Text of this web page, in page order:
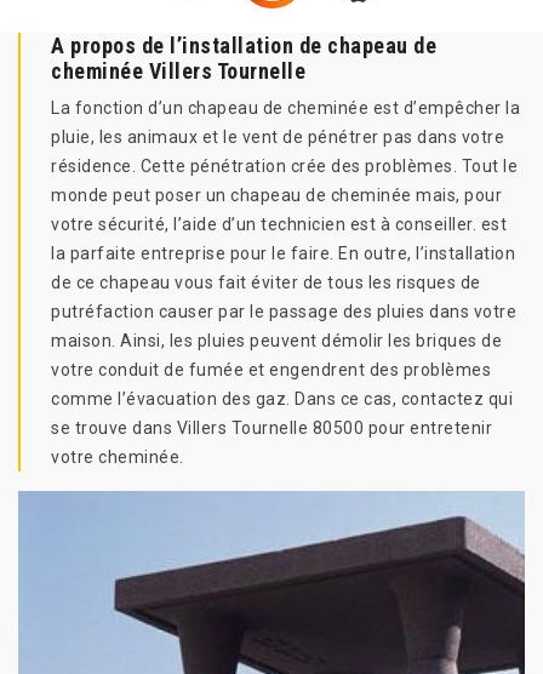
A propos de l’installation de chapeau de
cheminée Villers Tournelle
La fonction d’un chapeau de cheminée est d’empêcher la
pluie, les animaux et le vent de pénétrer pas dans votre
résidence. Cette pénétration crée des problèmes. Tout le
monde peut poser un chapeau de cheminée mais, pour
votre sécurité, l’aide d’un technicien est à conseiller. est
la parfaite entreprise pour le faire. En outre, l’installation
de ce chapeau vous fait éviter de tous les risques de
putréfaction causer par le passage des pluies dans votre
maison. Ainsi, les pluies peuvent démolir les briques de
votre conduit de fumée et engendrent des problèmes
comme l’évacuation des gaz. Dans ce cas, contactez qui
se trouve dans Villers Tournelle 80500 pour entretenir
votre cheminée.